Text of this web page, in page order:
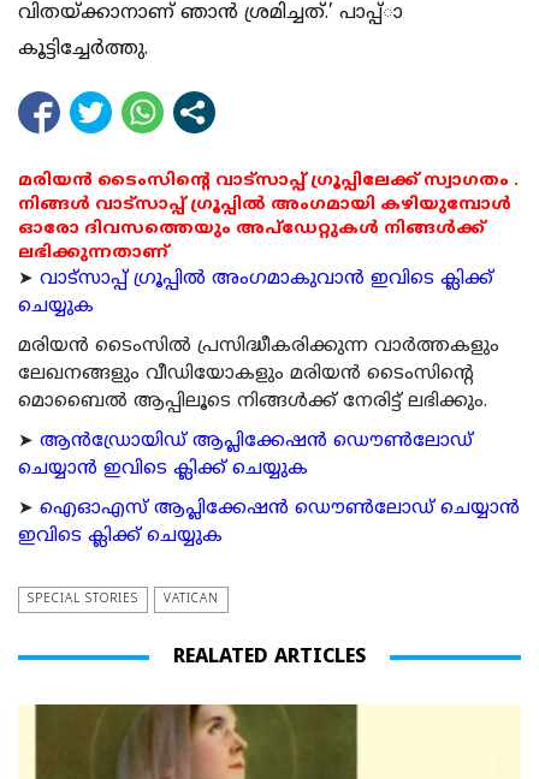
വിതയ്ക്കാനാണ് ഞാന്‍ ശ്രമിച്ചത്.’ പാപ്പ്ാ
കൂട്ടിച്ചേര്‍ത്തു.
മരിയൻ ടൈംസിന്റെ വാട്സാപ്പ് ഗ്രൂപ്പിലേക്ക് സ്വാഗതം .
നിങ്ങൾ വാട്സാപ്പ് ഗ്രൂപ്പിൽ അംഗമായി കഴിയുമ്പോൾ
ഓരോ ദിവസത്തെയും അപ്ഡേറ്റുകൾ നിങ്ങൾക്ക്
ലഭിക്കുന്നതാണ്
➤ വാട്സാപ്പ് ഗ്രൂപ്പിൽ അംഗമാകുവാൻ ഇവിടെ ക്ലിക്ക്
ചെയ്യുക
മരിയന്‍ ടൈംസില്‍ പ്രസിദ്ധീകരിക്കുന്ന വാര്‍ത്തകളും
ലേഖനങ്ങളും വീഡിയോകളും മരിയന്‍ ടൈംസിന്റെ
മൊബൈല്‍ ആപ്പിലൂടെ നിങ്ങള്‍ക്ക് നേരിട്ട് ലഭിക്കും.
➤ ആന്‍ഡ്രോയിഡ് ആപ്ലിക്കേഷന്‍ ഡൌണ്‍ലോഡ്
ചെയ്യാന്‍ ഇവിടെ ക്ലിക്ക് ചെയ്യുക
➤ ഐഓഎസ് ആപ്ലിക്കേഷന്‍ ഡൌണ്‍ലോഡ് ചെയ്യാന്‍
ഇവിടെ ക്ലിക്ക് ചെയ്യുക
SPECIAL STORIES VATICAN
REALATED ARTICLES